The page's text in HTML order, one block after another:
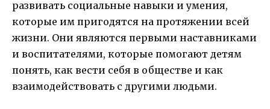
развивать социальные навыки и умения,
которые им пригодятся на протяжении всей
жизни. Они являются первыми наставниками
и воспитателями, которые помогают детям
понять, как вести себя в обществе и как
взаимодействовать с другими людьми.